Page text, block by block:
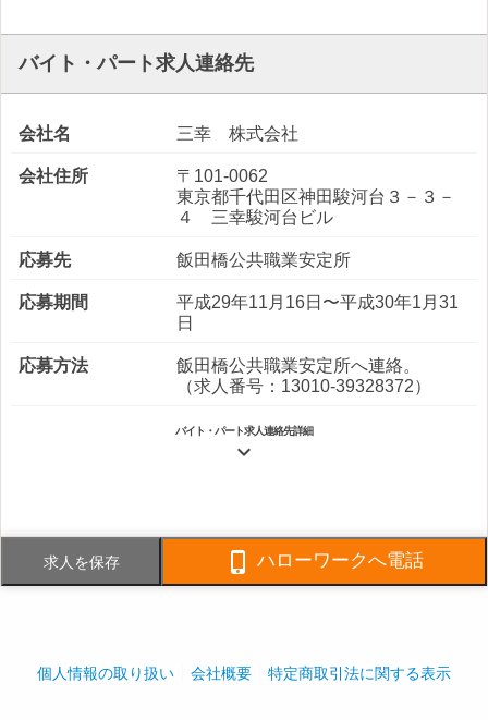
バイト・パート求人連絡先
会社名 三幸 株式会社
会社住所
〒101-0062
東京都千代田区神田駿河台３－３－
４ 三幸駿河台ビル
応募先 飯田橋公共職業安定所
応募期間
平成29年11月16日〜平成30年1月31
日
応募方法
飯田橋公共職業安定所へ連絡。
（求人番号：13010-39328372）
バイト・パート求人連絡先詳細

事業内容
ビルの設備運転・保全管理／工場設
備の運転・保全管理／建築物等総合
社員数 企業全体:4,500人
求人を保存  ハローワークへ電話
個人情報の取り扱い 会社概要 特定商取引法に関する表示